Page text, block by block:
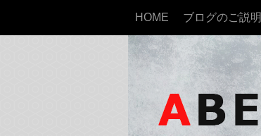
HOME ブログのご説明